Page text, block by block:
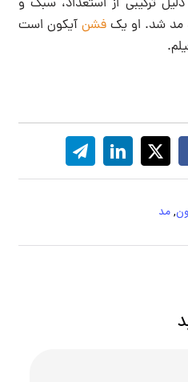
ترکیبی از استعداد، سبک و
مد شد. او یکفشن آیکون است
,مد